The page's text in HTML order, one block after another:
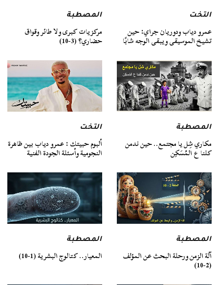
التخت
عمرو دياب ودوريان جراي: حين
تشيخ الموسيقى ويبقى الوجه شابًا
المصطبة
مركزيات كبرى ولا طائر وقواق
حضاري؟ (3-10)
المصطبة
مكاري شِل يا مجتمع.. حين ندمن
كلنا ع المُسَكِن
التخت
ألبوم حبيتك : عمرو دياب بين ظاهرة
النجومية وأسئلة الجودة الفنية
المصطبة
آلة الزمن ورحلة البحث عن المؤلف
(2-10)
المصطبة
المعيار.. كتالوج البشرية (1-10)